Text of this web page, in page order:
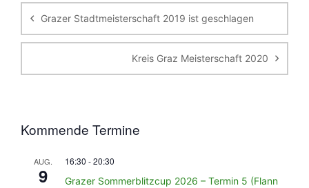
Grazer Stadtmeisterschaft 2019 ist geschlagen
Kreis Graz Meisterschaft 2020
Kommende Termine
AUG.
9
16:30 -20:30
Grazer Sommerblitzcup 2026 – Termin 5 (Flann